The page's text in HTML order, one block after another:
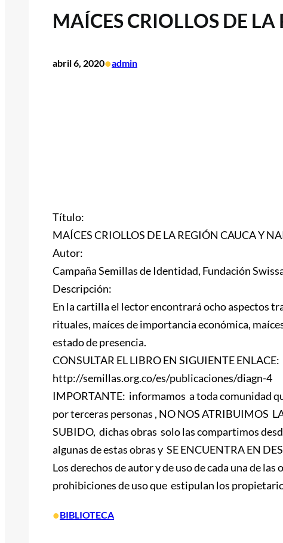
MAÍCES CRIOLLOS DE
abril 6, 2020•admin
Título:
MAÍCES CRIOLLOS DE LA REGIÓN CAUCA Y
Autor:
Campaña Semillas de Identidad, Fundación
Descripción:
En la cartilla el lector encontrará ocho aspectos
rituales, maíces de importancia económica,
estado de presencia.
CONSULTAR EL LIBRO EN SIGUIENTE ENLACE:
http://semillas.org.co/es/publicaciones/diagn-4
IMPORTANTE: informamos a toda comunidad
por terceras personas , NO NOS ATRIBUIMOS
SUBIDO, dichas obras solo las compartimos
algunas de estas obras y SE ENCUENTRA EN
Los derechos de autor y de uso de cada una de
prohibiciones de uso que estipulan los
•BIBLIOTECA